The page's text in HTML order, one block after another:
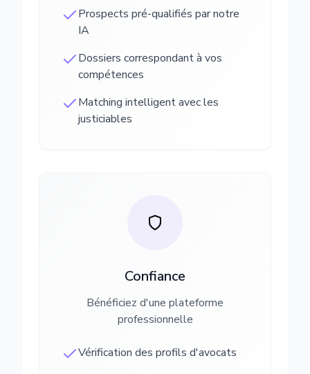
Prospects pré-qualifiés par notre
IA
Dossiers correspondant à vos
compétences
Matching intelligent avec les
justiciables
Confiance
Bénéficiez d'une plateforme
professionnelle
Vérification des profils d'avocats